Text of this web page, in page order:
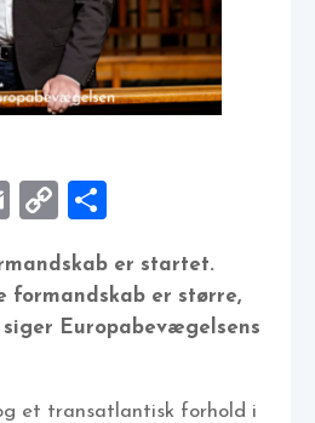
EmailCopy
er startet.
formandskab er større,
Europabevægelsens
et transatlantisk forhold i